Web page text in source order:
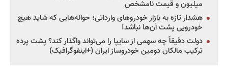
میلیون و قیمت نامشخص
هشدار تازه به بازار خودروهای وارداتی؛ حواله‌هایی که شاید هیچ
خودرویی پشت آن‌ها نباشد!
دولت دقیقاً چه سهمی از سایپا را می‌تواند واگذار کند؟ پشت پرده
ترکیب مالکان دومین خودروساز ایران (+اینفوگرافیک)